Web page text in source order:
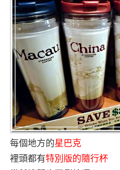
每個地方的星巴克
裡頭都有特別版的隨行杯